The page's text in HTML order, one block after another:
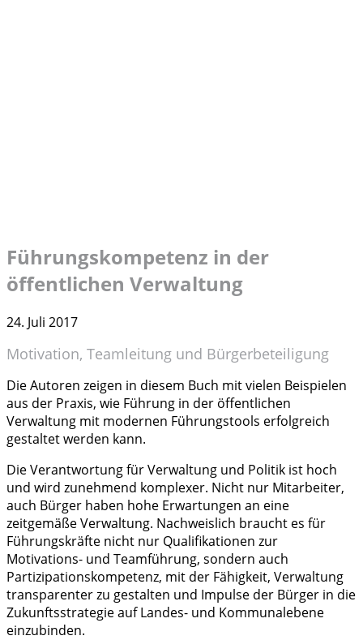
Führungskompetenz in der
öffentlichen Verwaltung
24. Juli 2017
Motivation, Teamleitung und Bürgerbeteiligung
Die Autoren zeigen in diesem Buch mit vielen Beispielen
aus der Praxis, wie Führung in der öffentlichen
Verwaltung mit modernen Führungstools erfolgreich
gestaltet werden kann.
Die Verantwortung für Verwaltung und Politik ist hoch
und wird zunehmend komplexer. Nicht nur Mitarbeiter,
auch Bürger haben hohe Erwartungen an eine
zeitgemäße Verwaltung. Nachweislich braucht es für
Führungskräfte nicht nur Qualifikationen zur
Motivations- und Teamführung, sondern auch
Partizipationskompetenz, mit der Fähigkeit, Verwaltung
transparenter zu gestalten und Impulse der Bürger in die
Zukunftsstrategie auf Landes- und Kommunalebene
einzubinden.